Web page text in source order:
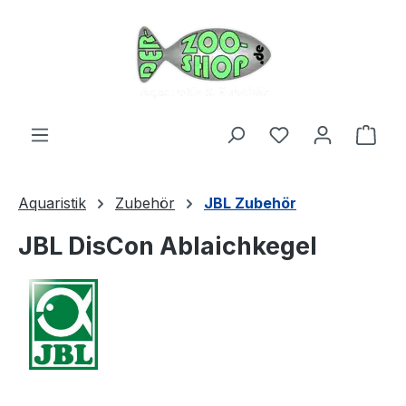
Du hast 0
Aquaristik Zubehör JBL Zubehör
JBL DisCon Ablaichkegel